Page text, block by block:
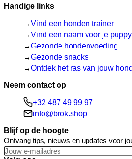
Handige links
Vind een honden trainer
Vind een naam voor je puppy
Gezonde hondenvoeding
Gezonde snacks
Ontdek het ras van jouw hond
Neem contact op
+32 487 49 99 97
info@brok.shop
Blijf op de hoogte
Ontvang tips, nieuws en updates voor